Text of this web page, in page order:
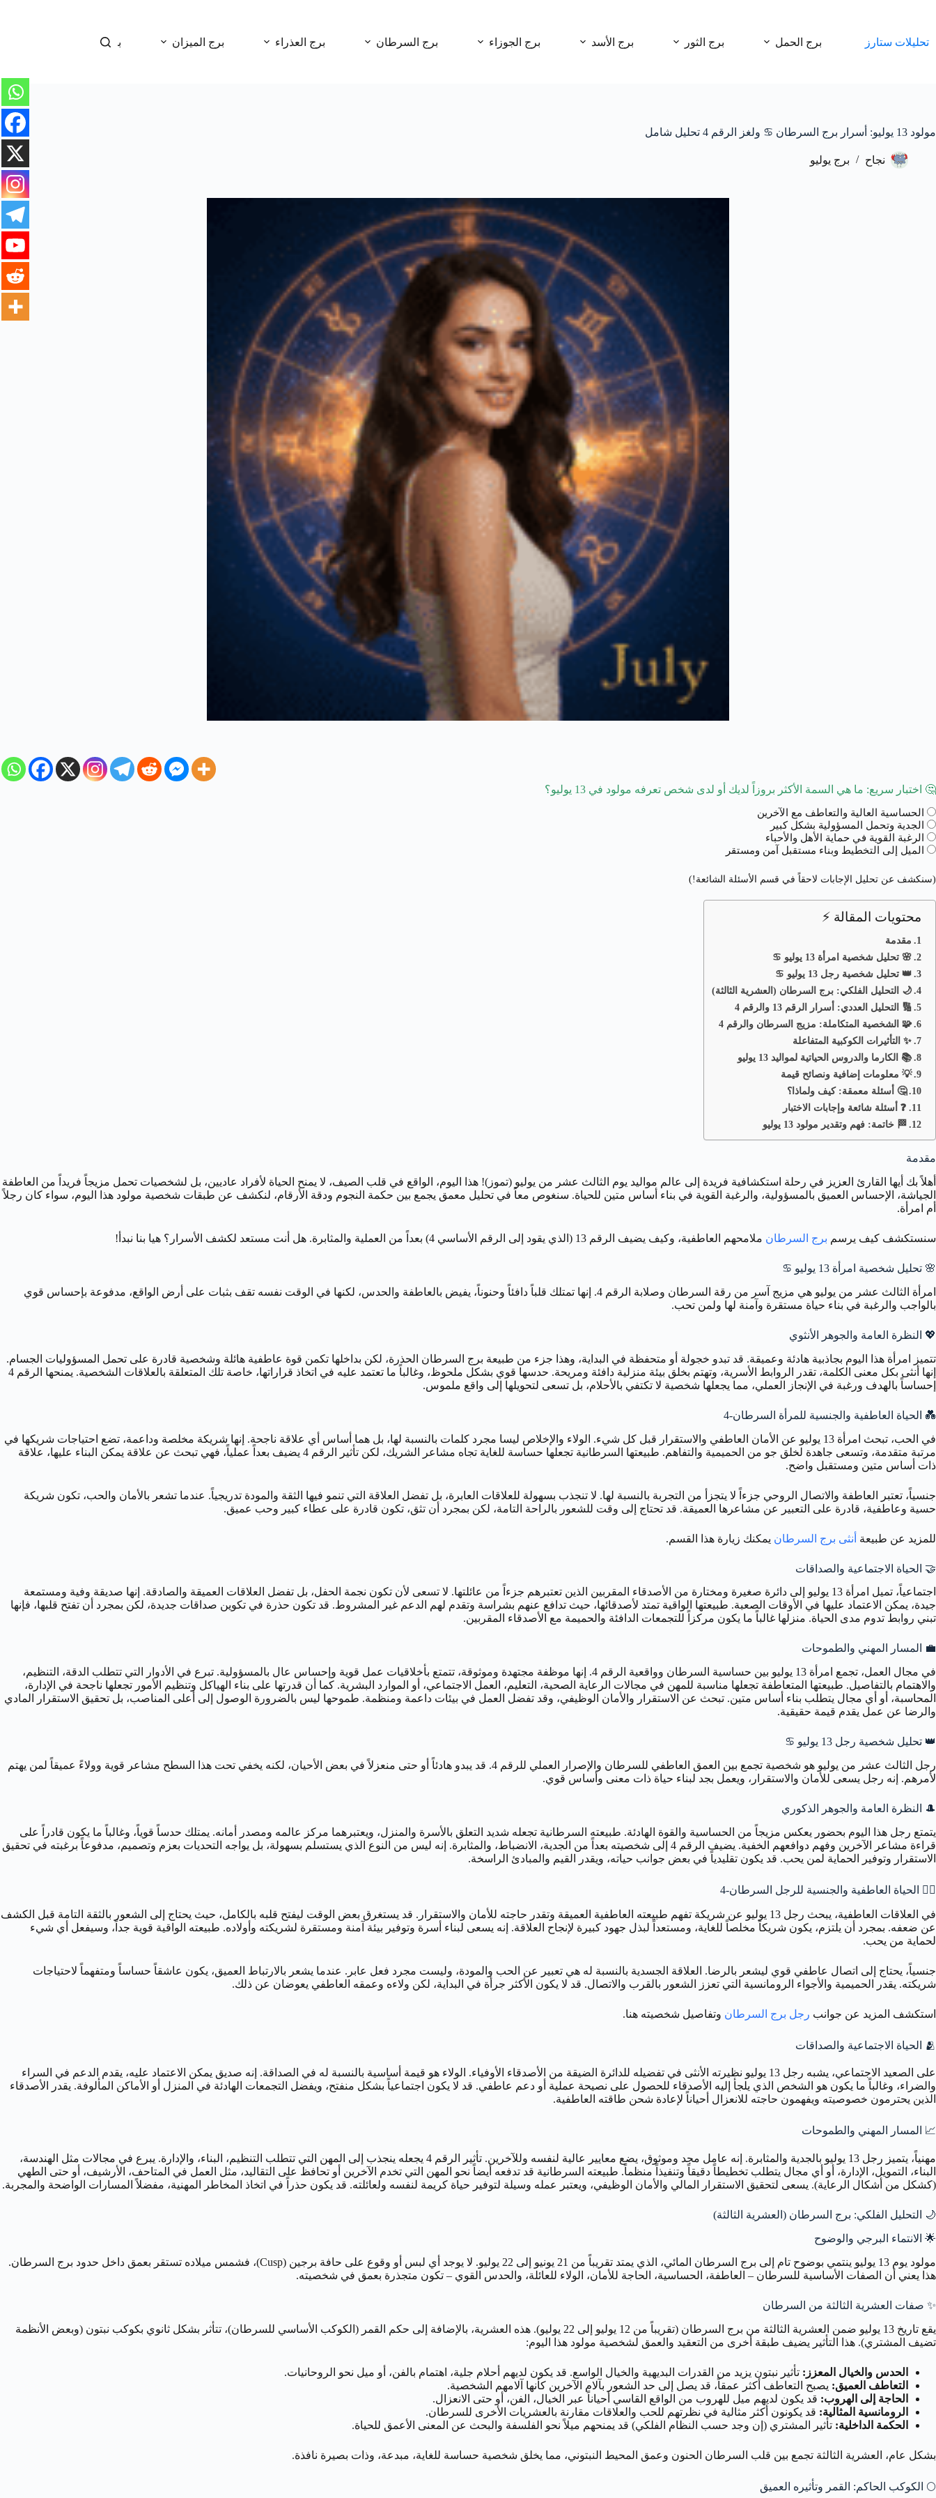
تحليلات ستارز برج الحمل برج الثور برج الأسد برج الجوزاء برج السرطان برج العذراء برج الميزان برج العقرب
مولود 13 يوليو: أسرار برج السرطان ♋ ولغز الرقم 4 تحليل شامل
نجاح برج يوليو
🤔 اختبار سريع: ما هي السمة الأكثر بروزاً لديك أو لدى شخص تعرفه مولود في 13 يوليو؟
الحساسية العالية والتعاطف مع الآخرين
الجدية وتحمل المسؤولية بشكل كبير
الرغبة القوية في حماية الأهل والأحباء
الميل إلى التخطيط وبناء مستقبل آمن ومستقر
(سنكشف عن تحليل الإجابات لاحقاً في قسم الأسئلة الشائعة!)
محتويات المقالة ⚡
مقدمة
🌸 تحليل شخصية امرأة 13 يوليو ♋️
👑 تحليل شخصية رجل 13 يوليو ♋️
🌙 التحليل الفلكي: برج السرطان (العشرية الثالثة)
🔢 التحليل العددي: أسرار الرقم 13 والرقم 4
🧩 الشخصية المتكاملة: مزيج السرطان والرقم 4
✨ التأثيرات الكوكبية المتفاعلة
📚 الكارما والدروس الحياتية لمواليد 13 يوليو
💡 معلومات إضافية ونصائح قيمة
🤔 أسئلة معمقة: كيف ولماذا؟
❓ أسئلة شائعة وإجابات الاختبار
🏁 خاتمة: فهم وتقدير مولود 13 يوليو
مقدمة
أهلاً بك أيها القارئ العزيز في رحلة استكشافية فريدة إلى عالم مواليد يوم الثالث عشر من يوليو (تموز)! هذا اليوم، الواقع في قلب الصيف، لا يمنح الحياة لأفراد عاديين، بل لشخصيات تحمل مزيجاً فريداً من العاطفة
الجياشة، الإحساس العميق بالمسؤولية، والرغبة القوية في بناء أساس متين للحياة. سنغوص معاً في تحليل معمق يجمع بين حكمة النجوم ودقة الأرقام، لنكشف عن طبقات شخصية مولود هذا اليوم، سواء كان رجلاً
أم امرأة.
سنستكشف كيف يرسم برج السرطان ملامحهم العاطفية، وكيف يضيف الرقم 13 (الذي يقود إلى الرقم الأساسي 4) بعداً من العملية والمثابرة. هل أنت مستعد لكشف الأسرار؟ هيا بنا نبدأ!
🌸 تحليل شخصية امرأة 13 يوليو ♋️
امرأة الثالث عشر من يوليو هي مزيج آسر من رقة السرطان وصلابة الرقم 4. إنها تمتلك قلباً دافئاً وحنوناً، يفيض بالعاطفة والحدس، لكنها في الوقت نفسه تقف بثبات على أرض الواقع، مدفوعة بإحساس قوي
بالواجب والرغبة في بناء حياة مستقرة وآمنة لها ولمن تحب.
💖 النظرة العامة والجوهر الأنثوي
تتميز امرأة هذا اليوم بجاذبية هادئة وعميقة. قد تبدو خجولة أو متحفظة في البداية، وهذا جزء من طبيعة برج السرطان الحذرة، لكن بداخلها تكمن قوة عاطفية هائلة وشخصية قادرة على تحمل المسؤوليات الجسام.
إنها أنثى بكل معنى الكلمة، تقدر الروابط الأسرية، وتهتم بخلق بيئة منزلية دافئة ومريحة. حدسها قوي بشكل ملحوظ، وغالباً ما تعتمد عليه في اتخاذ قراراتها، خاصة تلك المتعلقة بالعلاقات الشخصية. يمنحها الرقم 4
إحساساً بالهدف ورغبة في الإنجاز العملي، مما يجعلها شخصية لا تكتفي بالأحلام، بل تسعى لتحويلها إلى واقع ملموس.
💑 الحياة العاطفية والجنسية للمرأة السرطان-4
في الحب، تبحث امرأة 13 يوليو عن الأمان العاطفي والاستقرار قبل كل شيء. الولاء والإخلاص ليسا مجرد كلمات بالنسبة لها، بل هما أساس أي علاقة ناجحة. إنها شريكة مخلصة وداعمة، تضع احتياجات شريكها في
مرتبة متقدمة، وتسعى جاهدة لخلق جو من الحميمية والتفاهم. طبيعتها السرطانية تجعلها حساسة للغاية تجاه مشاعر الشريك، لكن تأثير الرقم 4 يضيف بعداً عملياً، فهي تبحث عن علاقة يمكن البناء عليها، علاقة
ذات أساس متين ومستقبل واضح.
جنسياً، تعتبر العاطفة والاتصال الروحي جزءاً لا يتجزأ من التجربة بالنسبة لها. لا تنجذب بسهولة للعلاقات العابرة، بل تفضل العلاقة التي تنمو فيها الثقة والمودة تدريجياً. عندما تشعر بالأمان والحب، تكون شريكة
حسية وعاطفية، قادرة على التعبير عن مشاعرها العميقة. قد تحتاج إلى وقت للشعور بالراحة التامة، لكن بمجرد أن تثق، تكون قادرة على عطاء كبير وحب عميق.
للمزيد عن طبيعة أنثى برج السرطان يمكنك زيارة هذا القسم.
🤝 الحياة الاجتماعية والصداقات
اجتماعياً، تميل امرأة 13 يوليو إلى دائرة صغيرة ومختارة من الأصدقاء المقربين الذين تعتبرهم جزءاً من عائلتها. لا تسعى لأن تكون نجمة الحفل، بل تفضل العلاقات العميقة والصادقة. إنها صديقة وفية ومستمعة
جيدة، يمكن الاعتماد عليها في الأوقات الصعبة. طبيعتها الواقية تمتد لأصدقائها، حيث تدافع عنهم بشراسة وتقدم لهم الدعم غير المشروط. قد تكون حذرة في تكوين صداقات جديدة، لكن بمجرد أن تفتح قلبها، فإنها
تبني روابط تدوم مدى الحياة. منزلها غالباً ما يكون مركزاً للتجمعات الدافئة والحميمة مع الأصدقاء المقربين.
💼
المسار المهني والطموحات
في مجال العمل، تجمع امرأة 13 يوليو بين حساسية السرطان وواقعية الرقم 4. إنها موظفة مجتهدة وموثوقة، تتمتع بأخلاقيات عمل قوية وإحساس عال بالمسؤولية. تبرع في الأدوار التي تتطلب الدقة، التنظيم،
والاهتمام بالتفاصيل. طبيعتها المتعاطفة تجعلها مناسبة للمهن في مجالات الرعاية الصحية، التعليم، العمل الاجتماعي، أو الموارد البشرية. كما أن قدرتها على بناء الهياكل وتنظيم الأمور تجعلها ناجحة في الإدارة،
المحاسبة، أو أي مجال يتطلب بناء أساس متين. تبحث عن الاستقرار والأمان الوظيفي، وقد تفضل العمل في بيئات داعمة ومنظمة. طموحها ليس بالضرورة الوصول إلى أعلى المناصب، بل تحقيق الاستقرار المادي
والرضا عن عمل يقدم قيمة حقيقية.
👑 تحليل شخصية رجل 13 يوليو ♋️
رجل الثالث عشر من يوليو هو شخصية تجمع بين العمق العاطفي للسرطان والإصرار العملي للرقم 4. قد يبدو هادئاً أو حتى منعزلاً في بعض الأحيان، لكنه يخفي تحت هذا السطح مشاعر قوية وولاءً عميقاً لمن يهتم
لأمرهم. إنه رجل يسعى للأمان والاستقرار، ويعمل بجد لبناء حياة ذات معنى وأساس قوي.
🎩
النظرة العامة والجوهر الذكوري
يتمتع رجل هذا اليوم بحضور يعكس مزيجاً من الحساسية والقوة الهادئة. طبيعته السرطانية تجعله شديد التعلق بالأسرة والمنزل، ويعتبرهما مركز عالمه ومصدر أمانه. يمتلك حدساً قوياً، وغالباً ما يكون قادراً على
قراءة مشاعر الآخرين وفهم دوافعهم الخفية. يضيف الرقم 4 إلى شخصيته بعداً من الجدية، الانضباط، والمثابرة. إنه ليس من النوع الذي يستسلم بسهولة، بل يواجه التحديات بعزم وتصميم، مدفوعاً برغبته في تحقيق
الاستقرار وتوفير الحماية لمن يحب. قد يكون تقليدياً في بعض جوانب حياته، ويقدر القيم والمبادئ الراسخة.
❤️‍🔥 الحياة العاطفية والجنسية للرجل السرطان-4
في العلاقات العاطفية، يبحث رجل 13 يوليو عن شريكة تفهم طبيعته العاطفية العميقة وتقدر حاجته للأمان والاستقرار. قد يستغرق بعض الوقت ليفتح قلبه بالكامل، حيث يحتاج إلى الشعور بالثقة التامة قبل الكشف
عن ضعفه. بمجرد أن يلتزم، يكون شريكاً مخلصاً للغاية، ومستعداً لبذل جهود كبيرة لإنجاح العلاقة. إنه يسعى لبناء أسرة وتوفير بيئة آمنة ومستقرة لشريكته وأولاده. طبيعته الواقية قوية جداً، وسيفعل أي شيء
لحماية من يحب.
جنسياً، يحتاج إلى اتصال عاطفي قوي ليشعر بالرضا. العلاقة الجسدية بالنسبة له هي تعبير عن الحب والمودة، وليست مجرد فعل عابر. عندما يشعر بالارتباط العميق، يكون عاشقاً حساساً ومتفهماً لاحتياجات
شريكته. يقدر الحميمية والأجواء الرومانسية التي تعزز الشعور بالقرب والاتصال. قد لا يكون الأكثر جرأة في البداية، لكن ولاءه وعمقه العاطفي يعوضان عن ذلك.
استكشف المزيد عن جوانب رجل برج السرطان وتفاصيل شخصيته هنا.
🫂 الحياة الاجتماعية والصداقات
على الصعيد الاجتماعي، يشبه رجل 13 يوليو نظيرته الأنثى في تفضيله للدائرة الضيقة من الأصدقاء الأوفياء. الولاء هو قيمة أساسية بالنسبة له في الصداقة. إنه صديق يمكن الاعتماد عليه، يقدم الدعم في السراء
والضراء، وغالباً ما يكون هو الشخص الذي يلجأ إليه الأصدقاء للحصول على نصيحة عملية أو دعم عاطفي. قد لا يكون اجتماعياً بشكل منفتح، ويفضل التجمعات الهادئة في المنزل أو الأماكن المألوفة. يقدر الأصدقاء
الذين يحترمون خصوصيته ويفهمون حاجته للانعزال أحياناً لإعادة شحن طاقته العاطفية.
📈 المسار المهني والطموحات
مهنياً، يتميز رجل 13 يوليو بالجدية والمثابرة. إنه عامل مجد وموثوق، يضع معايير عالية لنفسه وللآخرين. تأثير الرقم 4 يجعله ينجذب إلى المهن التي تتطلب التنظيم، البناء، والإدارة. يبرع في مجالات مثل الهندسة،
البناء، التمويل، الإدارة، أو أي مجال يتطلب تخطيطاً دقيقاً وتنفيذاً منظماً. طبيعته السرطانية قد تدفعه أيضاً نحو المهن التي تخدم الآخرين أو تحافظ على التقاليد، مثل العمل في المتاحف، الأرشيف، أو حتى الطهي
(كشكل من أشكال الرعاية). يسعى لتحقيق الاستقرار المالي والأمان الوظيفي، ويعتبر عمله وسيلة لتوفير حياة كريمة لنفسه ولعائلته. قد يكون حذراً في اتخاذ المخاطر المهنية، مفضلاً المسارات الواضحة والمجربة.
🌙
التحليل الفلكي: برج السرطان (العشرية الثالثة)
🌟 الانتماء البرجي والوضوح
مولود يوم 13 يوليو ينتمي بوضوح تام إلى برج السرطان المائي، الذي يمتد تقريباً من 21 يونيو إلى 22 يوليو. لا يوجد أي لبس أو وقوع على حافة برجين (Cusp)، فشمس ميلاده تستقر بعمق داخل حدود برج السرطان.
هذا يعني أن الصفات الأساسية للسرطان – العاطفة، الحساسية، الحاجة للأمان، الولاء للعائلة، والحدس القوي – تكون متجذرة بعمق في شخصيته.
✨ صفات العشرية الثالثة من السرطان
يقع تاريخ 13 يوليو ضمن العشرية الثالثة من برج السرطان (تقريباً من 12 يوليو إلى 22 يوليو). هذه العشرية، بالإضافة إلى حكم القمر (الكوكب الأساسي للسرطان)، تتأثر بشكل ثانوي بكوكب نبتون (وبعض الأنظمة
تضيف المشتري). هذا التأثير يضيف طبقة أخرى من التعقيد والعمق لشخصية مولود هذا اليوم:
الحدس والخيال المعزز: تأثير نبتون يزيد من القدرات البديهية والخيال الواسع. قد يكون لديهم أحلام جلية، اهتمام بالفن، أو ميل نحو الروحانيات.
التعاطف العميق: يصبح التعاطف أكثر عمقاً، قد يصل إلى حد الشعور بآلام الآخرين كأنها آلامهم الشخصية.
الحاجة إلى الهروب: قد يكون لديهم ميل للهروب من الواقع القاسي أحياناً عبر الخيال، الفن، أو حتى الانعزال.
الرومانسية المثالية: قد يكونون أكثر مثالية في نظرتهم للحب والعلاقات مقارنة بالعشريات الأخرى للسرطان.
الحكمة الداخلية: تأثير المشتري (إن وجد حسب النظام الفلكي) قد يمنحهم ميلاً نحو الفلسفة والبحث عن المعنى الأعمق للحياة.
بشكل عام، العشرية الثالثة تجمع بين قلب السرطان الحنون وعمق المحيط النبتوني، مما يخلق شخصية حساسة للغاية، مبدعة، وذات بصيرة نافذة.
🌕 الكوكب الحاكم: القمر وتأثيره العميق